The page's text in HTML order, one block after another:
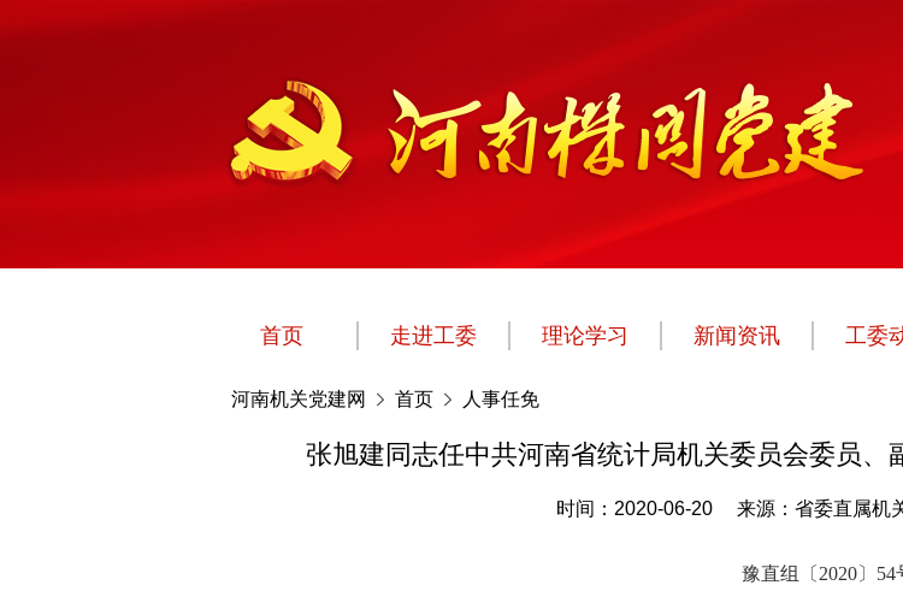
首页 走进工委 理论学习 新闻资讯 工委
河南机关党建网 首页 人事任免
张旭建同志任中共河南省统计局机关委员会委员
时间：2020-06-20 来源：省委直属机
豫直组〔2020〕54